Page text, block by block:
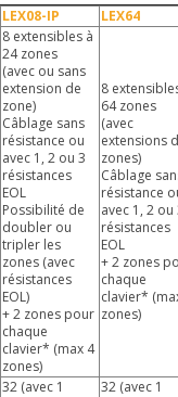
LEX08-IP LEX64
8 extensibles à
24 zones
(avec ou sans
extension de
zone)
Câblage sans
résistance ou
avec 1, 2 ou 3
résistances
EOL
Possibilité de
doubler ou
tripler les
zones (avec
résistances
EOL)
+ 2 zones pour
chaque
clavier* (max 4
zones)
8
64 zones
(avec
extensions
zones)
Câblage
résistance
avec 1, 2 ou
résistances
EOL
+ 2 zones
chaque
clavier*
zones)
32 (avec 1
32 (avec 1